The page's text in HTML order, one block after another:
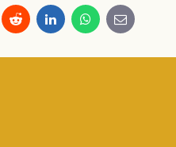
Reddit LinkedInWhatsApp
E-
mail